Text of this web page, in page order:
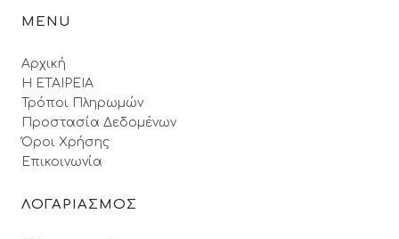
MENU
Αρχική
Η ΕΤΑΙΡΕΙΑ
Τρόποι Πληρωμών
Προστασία Δεδομένων
Όροι Xρήσης
Επικοινωνία
ΛΟΓΑΡΙΑΣΜΟΣ